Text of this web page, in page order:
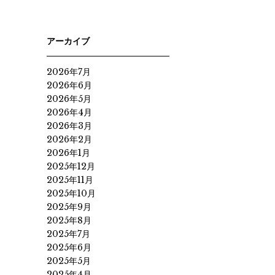
アーカイブ
2026年7月
2026年6月
2026年5月
2026年4月
2026年3月
2026年2月
2026年1月
2025年12月
2025年11月
2025年10月
2025年9月
2025年8月
2025年7月
2025年6月
2025年5月